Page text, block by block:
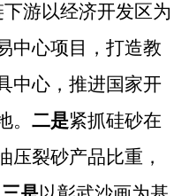
游以经济开发区为
中心项目，打造教
中心，推进国家开
二是紧抓硅砂在
压裂砂产品比重，